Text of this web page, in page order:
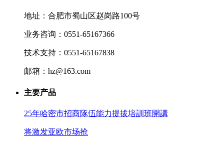
地址：合肥市蜀山区赵岗路100号
业务咨询：0551-65167366
技术支持：0551-65167838
邮箱：hz@163.com
主要产品
25年哈密市招商隊伍能力提拔培訓班開講
将激发亚欧市场抢